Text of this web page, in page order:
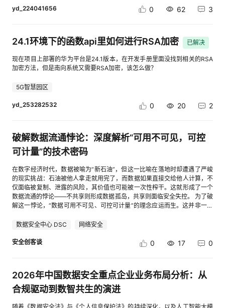
启 AI 安全价值释放的新纪元。
架构三：意图路由与知识检索 客服消息并不应该全部使用同一套处理逻辑
例如： “什么时候发货” 属于物流或发货规则 “这两个型号有什么区别” 属于
"物流" in text or "发货" in text: return "logistics" if "退款" in text or "售后"
型或大模型进行意图识别 之后再进入对应知识库 用户消息 ↓意图识别 ↓商
品 / 物流 / 售后知识 ↓模型组织答案 母语AI在这一类电商场景中的价值，更
关键词进行回答 5 核心架构四：防重复、防漏与失败重试 高并发客服系统必
调用超时 平台发送接口失败 队列消费异常 网络短暂中断 因此需要至少设计
await redis.exists(f"msg:{message_id}"): return await redis.set( f"msg:
{message_id}", "1", ex=86400 ) await handle_business(message) 这样即
使平台重复推送，也不会重复回复 5.2 失败重试 可以根据失败次数做阶梯式
重试 第一次失败：30秒后第二次失败：2分钟后第三次失败：5分钟后连续
失败：进入异常队列 异常队列可以由人工或监控系统进一步处理 这套机制
比“调用失败就结束”更适合大促场景 6 人机协同：自动回复并不是全部 AI客
服系统真正稳定的关键，不是自动回复比例越高越好 更合理的方式是分层处
理 场景 处理方式 商品参数 AI自动回复 活动规则 AI自动回复 发货时间 AI自
动回复 常规物流 AI自动回复 基础售后 AI先判断 强烈投诉 转人工 异常订单
更适合的使用方式 AI先处理高频、标准和重复问题，人工则负责需要判断和
协商的复杂情况 7 大促前的监控指标 大促架构不能只看“系统有没有挂” 还
应该监控业务处理链路 建议至少关注： 消息进入量队列积压量平均处理时
间模型调用成功率平台发送成功率转人工率异常队列数量未处理消息数量 例
0.03: send_alert("平台回复接口异常") 这些指标可以帮助团队提前发现系统
瓶颈 8 大促前建议的实践流程 从实施角度，可以把大促准备分成几个阶段
时间 主要任务 大促前2周 整理商品知识与活动规则 大促前10天 完成AI自动
回复配置 大促前1周 模拟高并发咨询 大促前3天 检查重试、转人工和异常队
"projectRegionDistrictCode": "",//项目区域-区县-行政区划代码
"bidDocumentEndTime": "",//标书获取截止时间 "registrationStartTime":
"biddingStartTime": "",//投标开始时间 "biddingEndTime": "",//投标结束时
间 "openingBidTime": "",//开标时间 "estimatedPurchasingTime": "",//预计
有效期-起 "quotationValidityEnd": "",//报价有效期-止
"tenderDocumentPriceUnit": "",//标书售价(金额单位)
"biddingSecurityUnit": "",//投标保证金(金额单位) "caPaymentAmount":
"",//CA缴纳费用(金额数字) "caPaymentUnit": "",//CA缴纳费用(金额单位)
"tenderAgentServiceFeeAmount": "",//招标代理服务费(金额数字)
"performanceSecurityAmount": "",//履约保证金(金额数字)
"performanceSecurityUnit": "",//履约保证金(金额单位)
"announcementTypeCode": "2",//公告类型编码 "purchaseAgency": [//采
购单位&代理机构 { "companyName": "xx国际招标有限公司",//企业名称
"relateType": "2",//关系类型: 1-采购；2-代理 "creditNo":
01-17 00:00:00",//公告发布时间 "projectRegionProvinceCode":
选单位 { "bidSectionNumber": "2022-SZ-0055-01",//标段编号
"relateType": "3",//关系类型：3-候选人；4-中标人 "amount": "",//金额
（中标类型为中标金额；候选类型为报价金额） "amountUnit": "",//金额单
位 "creditNo": "xxxxx10MA2CC1X505" //统一社会信用代码 } ],
"contactsPurchaseAgency": [//联系方式-采购单位&代理机构 { "phone":
"",//电话 "relateType": "",//关系类型：1-采购单位、2-代理机构
yd_224041656 0 62 3
24.1环境下的函数api里如何进行RSA加密 已解决
现在项目上部署的华为平台是24.1版本，在开发手册里面没找到相关的RSA
加密方法，但是南向系统又需要RSA加密，该怎么做？
5G智慧园区
yd_253282532 0 20 2
破解数据流通悖论：深度解析“可用不可见，可控
可计量”的技术密码
在数字经济时代，数据被喻为“新石油”，但这一比喻在落地时却遭遇了严峻
的现实挑战：石油被他人拿走就用完了，而数据如果直接交给他人计算，不
仅面临被复制、泄露的风险，其价值也可能被一次性榨干。这就形成了一个
数据流通的悖论——不共享则形成数据孤岛，共享则面临安全失控。 为了破
解这一悖论，“数据可用不可见、可控可计量”的理念应运而生。这并非一句
数据要素市场的信任底座。 一、“可用不可见”：数据脱壳流转的技术魔术
协作计算时，各方只输出数据的“计算价值”，而不泄露数据的“明文内容”。
富翁想知道谁更富有，但都不想透露自己的真实财富金额。MPC通过混淆电
路或秘密共享等密码学技术，将明文计算转化为密文计算。在数据协作中，
多方可以将各自的数据加密或分片后输入计算节点，计算过程在密文状态下
完成，最终输出的结果也是加密或仅针对特定对象可见的明文结果。整个过
程中，任何参与方都无法窥探到其他方的原始输入数据。 2. 联邦学习 如果
数据安全中心 DSC 网络安全
安全创客谈 0 17 0
2026年中国数据安全重点企业业务布局分析：从
合规驱动到数智共生的演进